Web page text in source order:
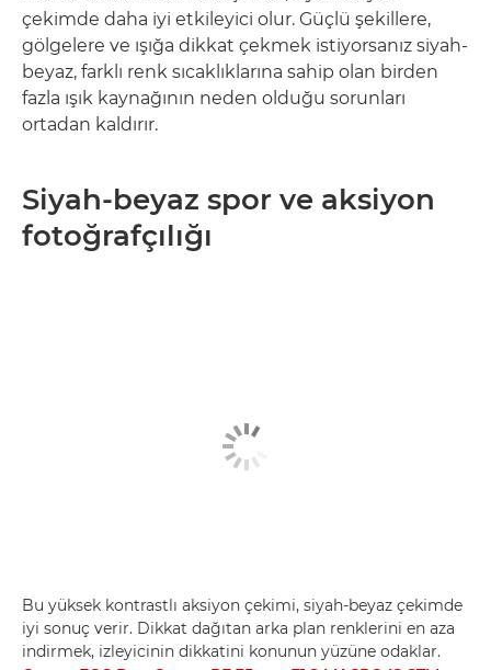
çekimde daha iyi etkileyici olur. Güçlü şekillere,
gölgelere ve ışığa dikkat çekmek istiyorsanız siyah-
beyaz, farklı renk sıcaklıklarına sahip olan birden
fazla ışık kaynağının neden olduğu sorunları
ortadan kaldırır.
Siyah-beyaz spor ve aksiyon
fotoğrafçılığı
Bu yüksek kontrastlı aksiyon çekimi, siyah-beyaz çekimde
iyi sonuç verir. Dikkat dağıtan arka plan renklerini en aza
indirmek, izleyicinin dikkatini konunun yüzüne odaklar.